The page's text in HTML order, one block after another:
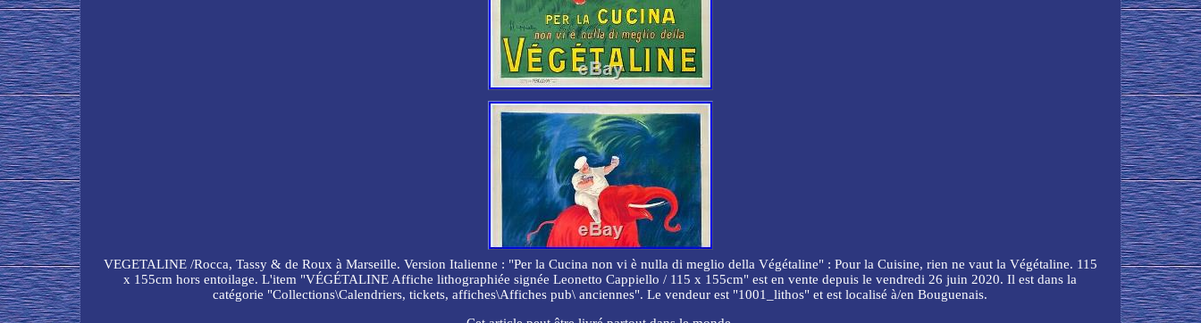
VEGETALINE /Rocca, Tassy & de Roux à Marseille. Version Italienne : "Per la Cucina non vi è nulla di meglio della Végétaline" : Pour la Cuisine, rien ne vaut la Végétaline. 115
x 155cm hors entoilage. L'item "VÉGÉTALINE Affiche lithographiée signée Leonetto Cappiello / 115 x 155cm" est en vente depuis le vendredi 26 juin 2020. Il est dans la
catégorie "Collections\Calendriers, tickets, affiches\Affiches pub\ anciennes". Le vendeur est "1001_lithos" et est localisé à/en Bouguenais.